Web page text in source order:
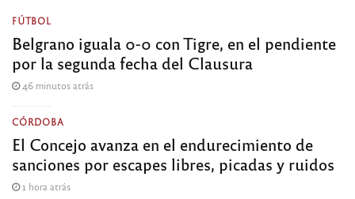
FÚTBOL
Belgrano iguala 0-0 con Tigre, en el pendiente
por la segunda fecha del Clausura
46 minutos atrás
CÓRDOBA
El Concejo avanza en el endurecimiento de
sanciones por escapes libres, picadas y ruidos
1 hora atrás